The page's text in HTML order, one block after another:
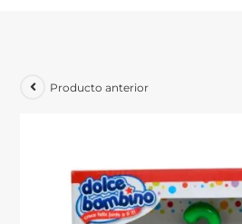
Producto anterior